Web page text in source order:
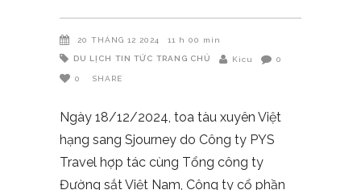
20 THÁNG 12 2024 11 h 00 min
DU LỊCH TIN TỨC TRANG CHỦ Kicu 0
0 SHARE
Ngày 18/12/2024, toa tàu xuyên Việt
hạng sang Sjourney do Công ty PYS
Travel hợp tác cùng Tổng công ty
Đường sắt Việt Nam, Công ty cổ phần